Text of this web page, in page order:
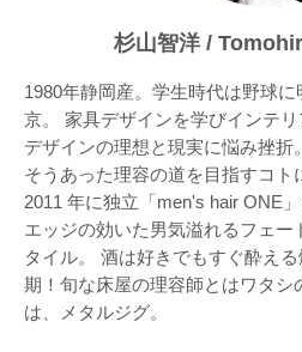
杉山智洋 /
1980年静岡産。学生時代は野球
京。 家具デザインを学びインテリ
デザインの理想と現実に悩み挫折
そうあった理容の道を目指すコト
2011 年に独立「men's hair ONE
エッジの効いた男気溢れるフェー
タイル。 酒は好きでもすぐ酔え
期！旬な床屋の理容師とはワタシ
は、メタルジグ。